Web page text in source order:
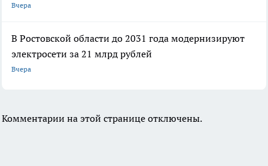
Вчера
В Ростовской области до 2031 года модернизируют
электросети за 21 млрд рублей
Вчера
Комментарии на этой странице отключены.